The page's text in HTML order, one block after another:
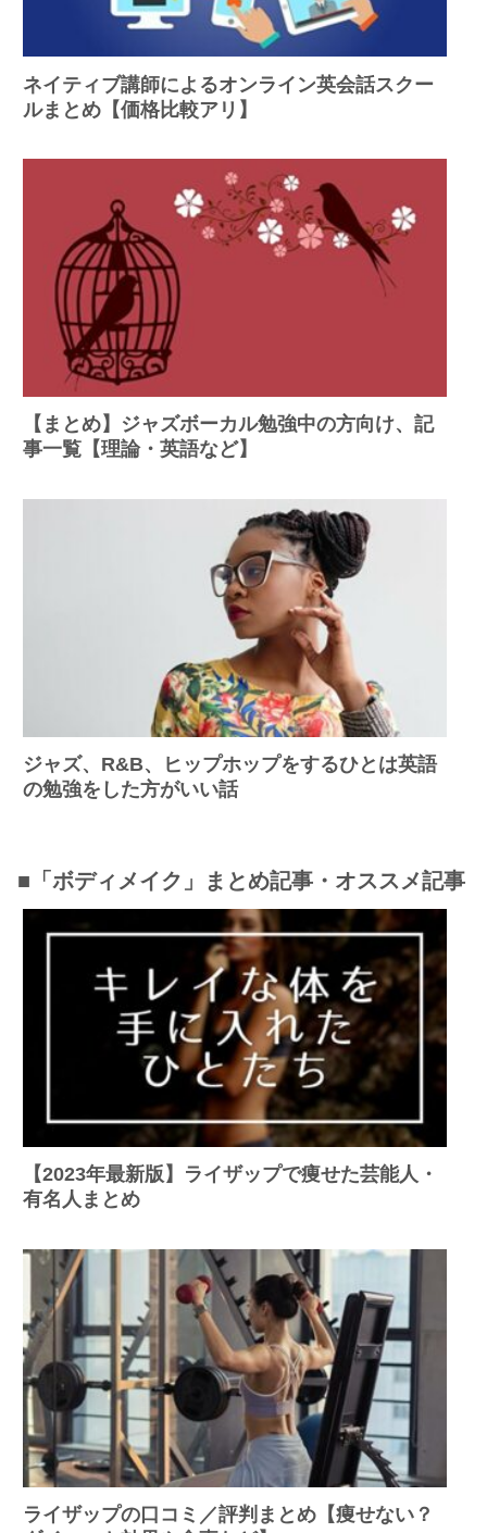
ネイティブ講師によるオンライン英会話スクー
ルまとめ【価格比較アリ】
【まとめ】ジャズボーカル勉強中の方向け、記
事一覧【理論・英語など】
ジャズ、R&B、ヒップホップをするひとは英語
の勉強をした方がいい話
■「ボディメイク」まとめ記事・オススメ記事
【2023年最新版】ライザップで痩せた芸能人・
有名人まとめ
ライザップの口コミ／評判まとめ【痩せない？